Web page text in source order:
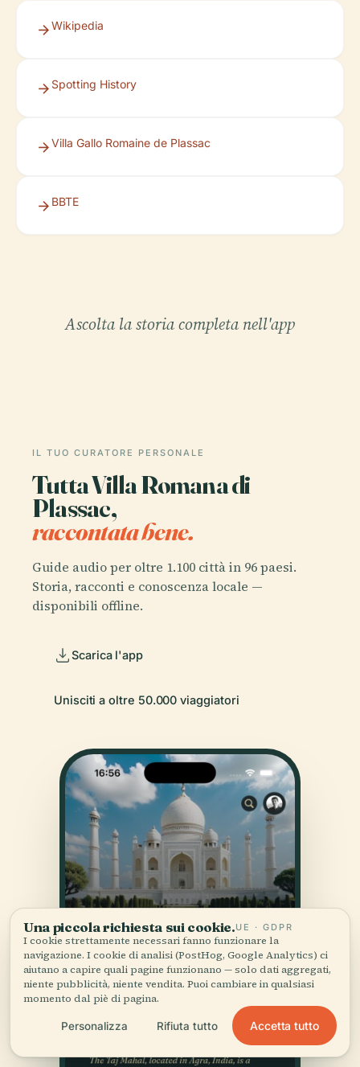
Wikipedia
Spotting History
Villa Gallo Romaine de Plassac
BBTE
Ascolta la storia completa nell'app
IL TUO CURATORE PERSONALE
Tutta Villa Romana di
Plassac,
raccontata bene.
Guide audio per oltre 1.100 città in 96 paesi.
Storia, racconti e conoscenza locale —
disponibili offline.
Scarica l'app
Unisciti a oltre 50.000 viaggiatori
Una piccola richiesta sui cookie.UE · GDPR
I cookie strettamente necessari fanno funzionare la
navigazione. I cookie di analisi (PostHog, Google Analytics) ci
aiutano a capire quali pagine funzionano — solo dati aggregati,
niente pubblicità, niente vendita. Puoi cambiare in qualsiasi
momento dal piè di pagina.
Personalizza Rifiuta tutto Accetta tutto